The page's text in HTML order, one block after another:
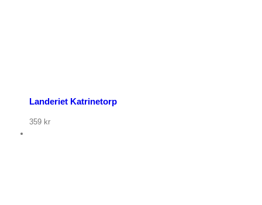
Landeriet Katrinetorp
359 kr